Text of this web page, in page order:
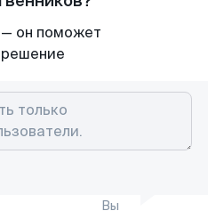
он поможет
решение
Вы